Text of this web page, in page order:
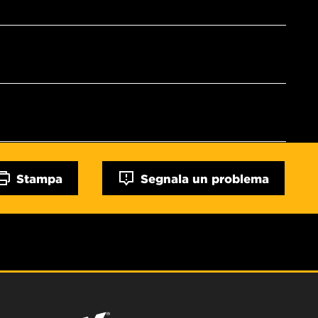
Stampa Segnala un problema